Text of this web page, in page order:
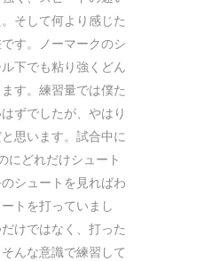
そして何より感じた
す。ノーマークのシ
下でも粘り強くどん
す。練習量では僕た
ずでしたが、やはり
思います。試合中に
にどれだけシュート
シュートを見ればわ
トを打っていまし
けではなく、打った
んな意識で練習して